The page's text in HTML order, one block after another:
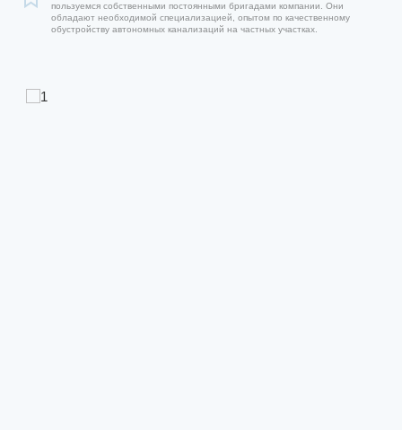
пользуемся собственными постоянными бригадами компании. Они
обладают необходимой специализацией, опытом по качественному
обустройству автономных канализаций на частных участках.